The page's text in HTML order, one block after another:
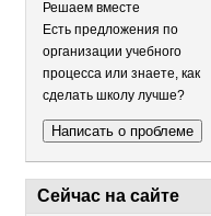
Решаем вместе
Есть предложения по
организации учебного
процесса или знаете, как
сделать школу лучше?
Написать о проблеме
Сейчас на сайте